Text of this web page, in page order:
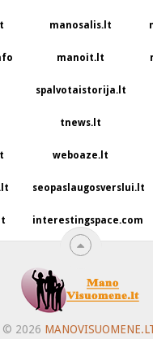
manosalis.lt
manoit.lt
spalvotaistorija.lt
tnews.lt
weboaze.lt
seopaslaugosverslui.lt
interestingspace.com
© 2026